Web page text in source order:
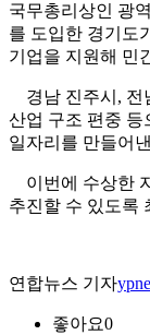
국무총리상인 광
를 도입한 경기도
기업을 지원해 민
경남 진주시, 전
산업 구조 편중 등
일자리를 만들어
이번에 수상한
추진할 수 있도록
연합뉴스 기자
좋아요0